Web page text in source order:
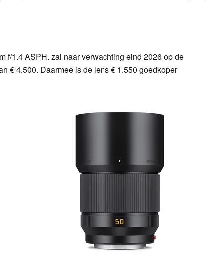
f/1.4 ASPH. zal naar verwachting eind 2026 op de
€ 4.500. Daarmee is de lens € 1.550 goedkoper